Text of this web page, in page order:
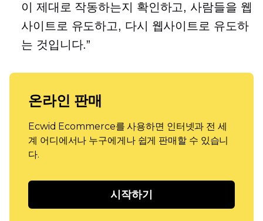
이 제대로 작동하는지 확인하고, 사람들을 웹
사이트로 유도하고, 다시 웹사이트로 유도하
는 것입니다.”
온라인 판매
Ecwid Ecommerce를 사용하면 인터넷과 전 세
계 어디에서나 누구에게나 쉽게 판매할 수 있습니
다.
시작하기